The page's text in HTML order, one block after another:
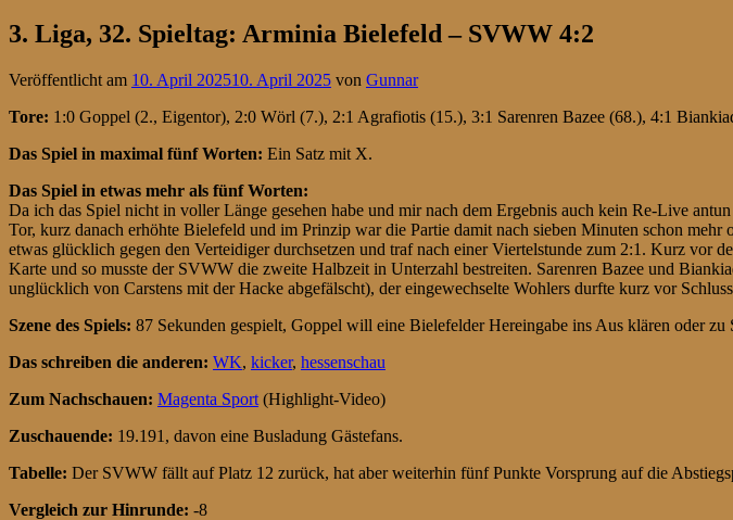
3. Liga, 32. Spieltag: Arminia Bielefeld – SVWW 4:2
Veröffentlicht am 10. April 202510. April 2025 von Gunnar
Tore: 1:0 Goppel (2., Eigentor), 2:0 Wörl (7.), 2:1 Agrafiotis (15.), 3:1 Sarenren Bazee (68.), 4:1
Das Spiel in maximal fünf Worten: Ein Satz mit X.
Das Spiel in etwas mehr als fünf Worten:
Da ich das Spiel nicht in voller Länge gesehen habe und mir nach dem Ergebnis auch kein Re-Live
Tor, kurz danach erhöhte Bielefeld und im Prinzip war die Partie damit nach sieben Minuten schon
etwas glücklich gegen den Verteidiger durchsetzen und traf nach einer Viertelstunde zum 2:1. Kurz vor
Karte und so musste der SVWW die zweite Halbzeit in Unterzahl bestreiten. Sarenren Bazee und
unglücklich von Carstens mit der Hacke abgefälscht), der eingewechselte Wohlers durfte kurz vor
Szene des Spiels: 87 Sekunden gespielt, Goppel will eine Bielefelder Hereingabe ins Aus klären oder zu
Das schreiben die anderen: WK, kicker, hessenschau
Zum Nachschauen: Magenta Sport (Highlight-Video)
Zuschauende: 19.191, davon eine Busladung Gästefans.
Tabelle: Der SVWW fällt auf Platz 12 zurück, hat aber weiterhin fünf Punkte Vorsprung auf die
Vergleich zur Hinrunde: -8